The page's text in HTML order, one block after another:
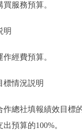
服務預算。
明
經費預算。
情況説明
社填報績效目標的
預算的100%。